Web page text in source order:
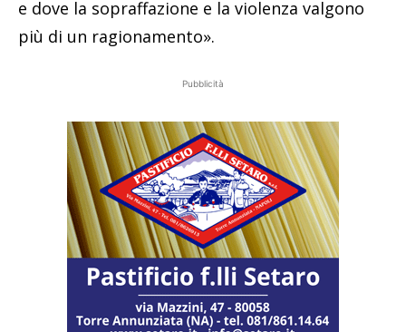
e dove la sopraffazione e la violenza valgono
più di un ragionamento».
Pubblicità